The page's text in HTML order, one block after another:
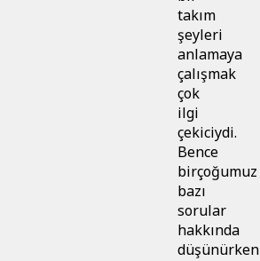
takım
şeyleri
anlamaya
çalışmak
çok
ilgi
çekiciydi.
Bence
birçoğumuz
bazı
sorular
hakkında
düşünürken